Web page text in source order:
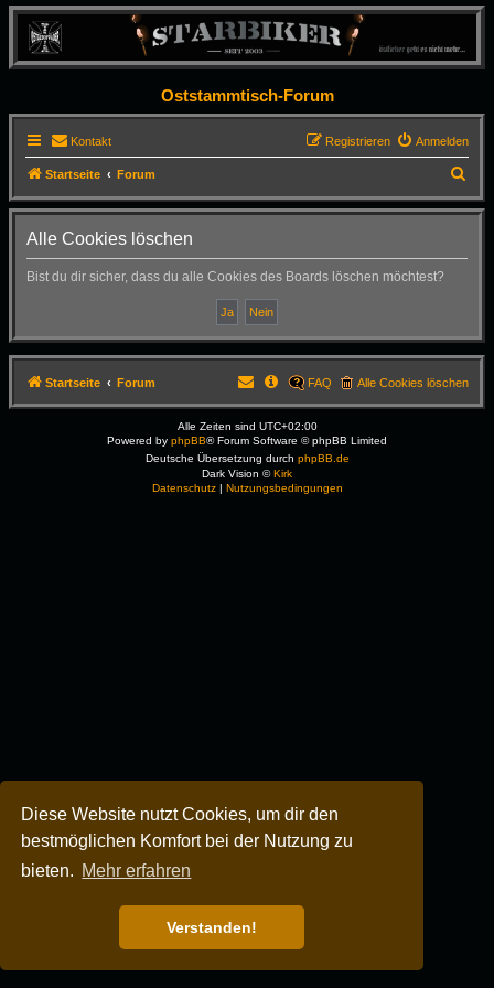
Diese Website nutzt Cookies, um dir den
bestmöglichen Komfort bei der Nutzung zu
bieten. Mehr erfahren
Verstanden!
Oststammtisch-Forum
Kontakt Anmelden
Registrieren
Startseite Forum
u
Alle Cookies löschen
Bist du dir sicher, dass du alle Cookies des Boards löschen möchtest?
Startseite Forum Alle Cookies löschen
FAQ
Alle Zeiten sind UTC+02:00
Powered by phpBB® Forum Software © phpBB Limited
Deutsche Übersetzung durch phpBB.de
Dark Vision ©Kirk
Datenschutz| Nutzungsbedingungen